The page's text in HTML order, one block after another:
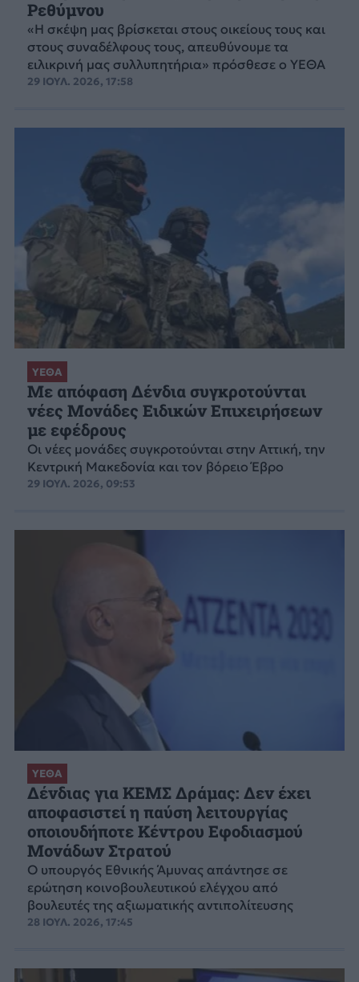
Ρεθύμνου
«Η σκέψη μας βρίσκεται στους οικείους τους και
στους συναδέλφους τους, απευθύνουμε τα
ειλικρινή μας συλλυπητήρια» πρόσθεσε ο ΥΕΘΑ
29 ΙΟΥΛ. 2026, 17:58
ΥΕΘΑ
Με απόφαση Δένδια συγκροτούνται
νέες Μονάδες Ειδικών Επιχειρήσεων
με εφέδρους
Οι νέες μονάδες συγκροτούνται στην Αττική, την
Κεντρική Μακεδονία και τον βόρειο Έβρο
29 ΙΟΥΛ. 2026, 09:53
ΥΕΘΑ
Δένδιας για ΚΕΜΣ Δράμας: Δεν έχει
αποφασιστεί η παύση λειτουργίας
οποιουδήποτε Κέντρου Εφοδιασμού
Μονάδων Στρατού
Ο υπουργός Εθνικής Άμυνας απάντησε σε
ερώτηση κοινοβουλευτικού ελέγχου από
βουλευτές της αξιωματικής αντιπολίτευσης
28 ΙΟΥΛ. 2026, 17:45